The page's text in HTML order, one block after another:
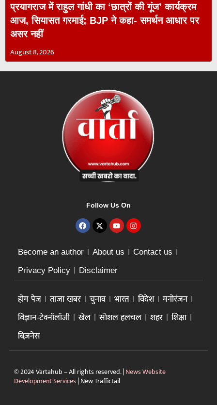
प्रयागराज में राहुल गांधी का ‘छात्रों की गूंज’ कार्यक्रम
आज, सियासत गरमाई; BJP ने कहा- समर्थन आधार पर
असर नहीं
August 8, 2026
Follow Us On
Become an author About us
Contact us
Privacy Policy
Disclaimer
होम पेज ताजा खबर चुनाव भारत विदेश
मनोरंजन
विज्ञान-टेक्नॉलॉजी
खेल सोशल हलचल शहर
शिक्षा
बिज़नेस
© 2024 Vartahub – All rights reserved. | News Website
Development Services| New Traffictail